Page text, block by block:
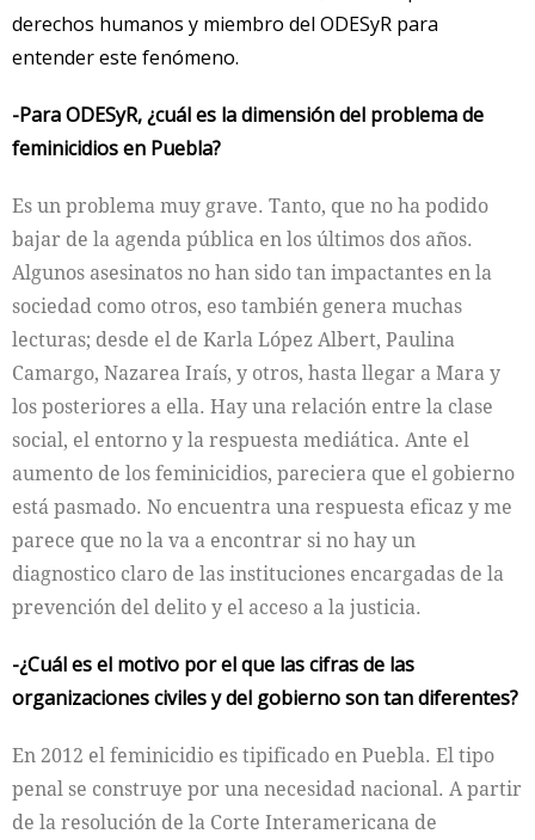
derechos humanos y miembro del ODESyR para
entender este fenómeno.
-Para ODESyR, ¿cuál es la dimensión del problema de
feminicidios en Puebla?
Es un problema muy grave. Tanto, que no ha podido
bajar de la agenda pública en los últimos dos años.
Algunos asesinatos no han sido tan impactantes en la
sociedad como otros, eso también genera muchas
lecturas; desde el de Karla López Albert, Paulina
Camargo, Nazarea Iraís, y otros, hasta llegar a Mara y
los posteriores a ella. Hay una relación entre la clase
social, el entorno y la respuesta mediática. Ante el
aumento de los feminicidios, pareciera que el gobierno
está pasmado. No encuentra una respuesta eficaz y me
parece que no la va a encontrar si no hay un
diagnostico claro de las instituciones encargadas de la
prevención del delito y el acceso a la justicia.
-¿Cuál es el motivo por el que las cifras de las
organizaciones civiles y del gobierno son tan diferentes?
En 2012 el feminicidio es tipificado en Puebla. El tipo
penal se construye por una necesidad nacional. A partir
de la resolución de la Corte Interamericana de